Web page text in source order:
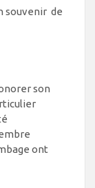
souvenir de
son
ont